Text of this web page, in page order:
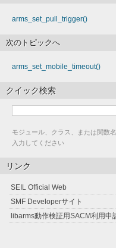
arms_set_pull_trigger()
次のトピックへ
arms_set_mobile_timeout()
クイック検索
モジュール、クラス、または関数
入力してください
リンク
SEIL Official Web
SMF Developerサイト
libarms動作検証用SACM利用申